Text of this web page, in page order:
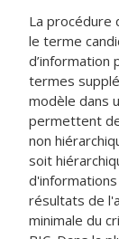
La procédure
le terme
d’information
termes
modèle dans
permettent
non
soit
résultats de
minimale du